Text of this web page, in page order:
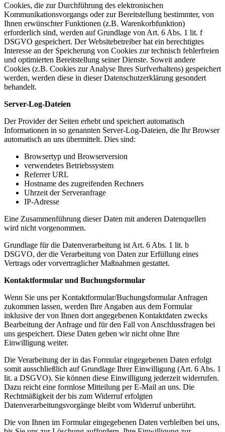
Cookies, die zur Durchführung des elektronischen
Kommunikationsvorgangs oder zur Bereitstellung bestimmter, von
Ihnen erwünschter Funktionen (z.B. Warenkorbfunktion)
erforderlich sind, werden auf Grundlage von Art. 6 Abs. 1 lit. f
DSGVO gespeichert. Der Websitebetreiber hat ein berechtigtes
Interesse an der Speicherung von Cookies zur technisch fehlerfreien
und optimierten Bereitstellung seiner Dienste. Soweit andere
Cookies (z.B. Cookies zur Analyse Ihres Surfverhaltens) gespeichert
werden, werden diese in dieser Datenschutzerklärung gesondert
behandelt.
Server-Log-Dateien
Der Provider der Seiten erhebt und speichert automatisch
Informationen in so genannten Server-Log-Dateien, die Ihr Browser
automatisch an uns übermittelt. Dies sind:
Browsertyp und Browserversion
verwendetes Betriebssystem
Referrer URL
Hostname des zugreifenden Rechners
Uhrzeit der Serveranfrage
IP-Adresse
Eine Zusammenführung dieser Daten mit anderen Datenquellen
wird nicht vorgenommen.
Grundlage für die Datenverarbeitung ist Art. 6 Abs. 1 lit. b
DSGVO, der die Verarbeitung von Daten zur Erfüllung eines
Vertrags oder vorvertraglicher Maßnahmen gestattet.
Kontaktformular und Buchungsformular
Wenn Sie uns per Kontaktformular/Buchungsformular Anfragen
zukommen lassen, werden Ihre Angaben aus dem Formular
inklusive der von Ihnen dort angegebenen Kontaktdaten zwecks
Bearbeitung der Anfrage und für den Fall von Anschlussfragen bei
uns gespeichert. Diese Daten geben wir nicht ohne Ihre
Einwilligung weiter.
Die Verarbeitung der in das Formular eingegebenen Daten erfolgt
somit ausschließlich auf Grundlage Ihrer Einwilligung (Art. 6 Abs. 1
lit. a DSGVO). Sie können diese Einwilligung jederzeit widerrufen.
Dazu reicht eine formlose Mitteilung per E-Mail an uns. Die
Rechtmäßigkeit der bis zum Widerruf erfolgten
Datenverarbeitungsvorgänge bleibt vom Widerruf unberührt.
Die von Ihnen im Formular eingegebenen Daten verbleiben bei uns,